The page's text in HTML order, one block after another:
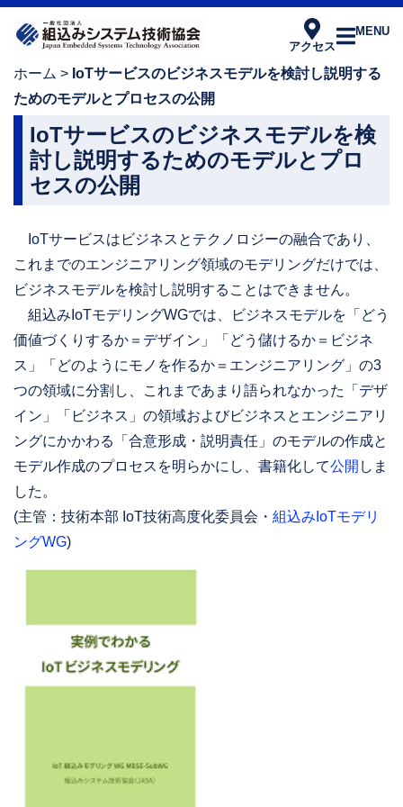
アクセス
MENU
ホーム > IoTサービスのビジネスモデルを検討し説明する
ためのモデルとプロセスの公開
IoTサービスのビジネスモデルを検
討し説明するためのモデルとプロ
セスの公開
IoTサービスはビジネスとテクノロジーの融合であり、
これまでのエンジニアリング領域のモデリングだけでは、
ビジネスモデルを検討し説明することはできません。
組込みIoTモデリングWGでは、ビジネスモデルを「どう
価値づくりするか＝デザイン」「どう儲けるか＝ビジネ
ス」「どのようにモノを作るか＝エンジニアリング」の3
つの領域に分割し、これまであまり語られなかった「デザ
イン」「ビジネス」の領域およびビジネスとエンジニアリ
ングにかかわる「合意形成・説明責任」のモデルの作成と
モデル作成のプロセスを明らかにし、書籍化して公開 しま
した。
(主管：技術本部 IoT技術高度化委員会・ 組込みIoTモデリ
ングWG)